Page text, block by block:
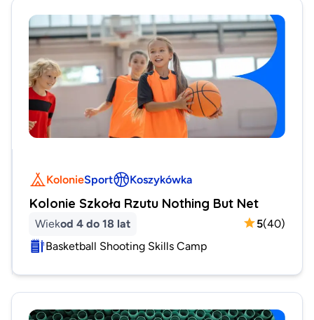
KolonieSport Koszykówka
Kolonie Szkoła Rzutu Nothing But Net
Wiekod 4 do 18 lat 5(40)
Basketball Shooting Skills Camp